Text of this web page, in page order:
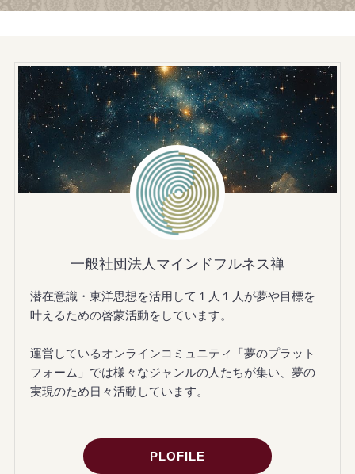
一般社団法人マインドフルネス禅
潜在意識・東洋思想を活用して１人１人が夢や目標を
叶えるための啓蒙活動をしています。
運営しているオンラインコミュニティ「夢のプラット
フォーム」では様々なジャンルの人たちが集い、夢の
実現のため日々活動しています。
PLOFILE